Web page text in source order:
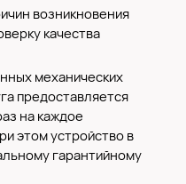
возникновения
качества
механических
предоставляется
на каждое
этом устройство в
гарантийному